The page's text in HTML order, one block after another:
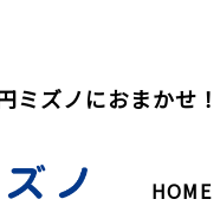
ミズノにおまかせ！
HOME